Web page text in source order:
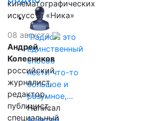
"Радио - это
единственный
способ
нести что-то
большое и
разумное,…
Написал
кинематографических
искусств «Ника»
08 августа
Андрей
Колесников
российский
журналист,
редактор,
публицист,
специальный